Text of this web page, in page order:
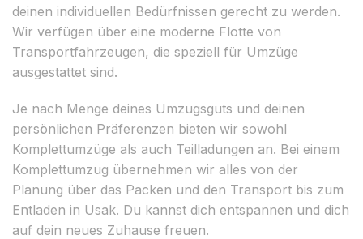
deinen individuellen Bedürfnissen gerecht zu werden.
Wir verfügen über eine moderne Flotte von
Transportfahrzeugen, die speziell für Umzüge
ausgestattet sind.
Je nach Menge deines Umzugsguts und deinen
persönlichen Präferenzen bieten wir sowohl
Komplettumzüge als auch Teilladungen an. Bei einem
Komplettumzug übernehmen wir alles von der
Planung über das Packen und den Transport bis zum
Entladen in Usak. Du kannst dich entspannen und dich
auf dein neues Zuhause freuen.